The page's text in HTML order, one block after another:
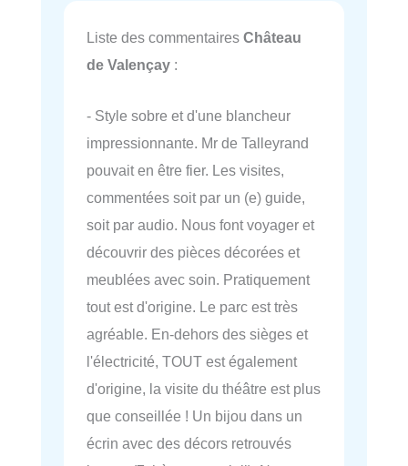
Liste des commentaires Château
de Valençay :
- Style sobre et d'une blancheur
impressionnante. Mr de Talleyrand
pouvait en être fier. Les visites,
commentées soit par un (e) guide,
soit par audio. Nous font voyager et
découvrir des pièces décorées et
meublées avec soin. Pratiquement
tout est d'origine. Le parc est très
agréable. En-dehors des sièges et
l'électricité, TOUT est également
d'origine, la visite du théâtre est plus
que conseillée ! Un bijou dans un
écrin avec des décors retrouvés